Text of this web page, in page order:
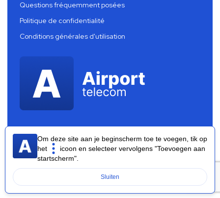
Questions fréquemment posées
Politique de confidentialité
Conditions générales d'utilisation
Airport Telecom 2026 ®
Om deze site aan je beginscherm toe te voegen, tik op
het
icoon en selecteer vervolgens "Toevoegen aan
startscherm".
Sluiten